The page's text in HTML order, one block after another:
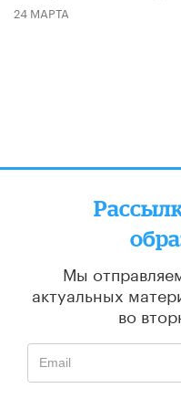
24 МАРТА
Мы
актуальных
во